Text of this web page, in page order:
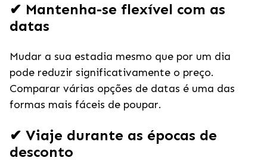
✔ Mantenha-se flexível com as
datas
Mudar a sua estadia mesmo que por um dia
pode reduzir significativamente o preço.
Comparar várias opções de datas é uma das
formas mais fáceis de poupar.
✔ Viaje durante as épocas de
desconto